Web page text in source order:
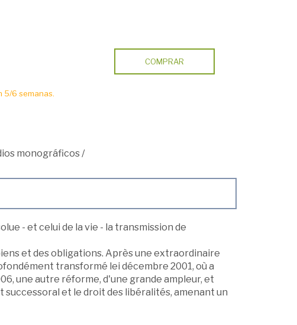
5/6 semanas.
COMPRAR
monográficos/
- et celui de la vie - la transmission de
et des obligations. Après une extraordinaire
transformé lei décembre 2001, où a
une autre réforme, d'une grande ampleur, et
et le droit des libéralités, amenant un